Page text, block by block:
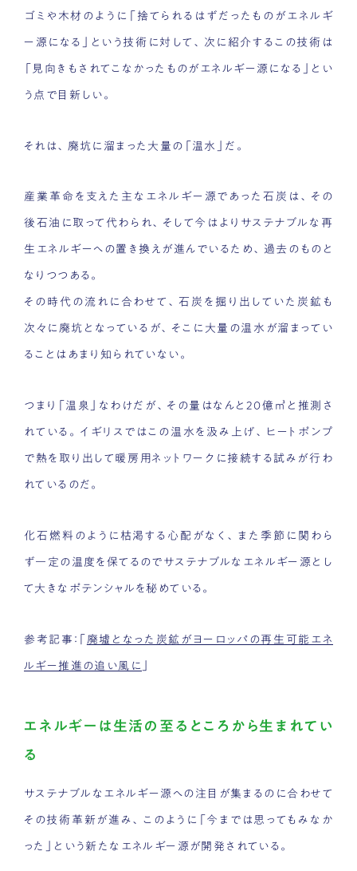
ゴミや木材のように「捨てられるはずだったものがエネルギ
ー源になる」という技術に対して、次に紹介するこの技術は
「見向きもされてこなかったものがエネルギー源になる」とい
う点で目新しい。
それは、廃坑に溜まった大量の「温水」だ。
産業革命を支えた主なエネルギー源であった石炭は、その
後石油に取って代わられ、そして今はよりサステナブルな再
生エネルギーへの置き換えが進んでいるため、過去のものと
なりつつある。
その時代の流れに合わせて、石炭を掘り出していた炭鉱も
次々に廃坑となっているが、そこに大量の温水が溜まってい
ることはあまり知られていない。
つまり「温泉」なわけだが、その量はなんと20億㎥と推測さ
れている。イギリスではこの温水を汲み上げ、ヒートポンプ
で熱を取り出して暖房用ネットワークに接続する試みが行わ
れているのだ。
化石燃料のように枯渇する心配がなく、また季節に関わら
ず一定の温度を保てるのでサステナブルなエネルギー源とし
て大きなポテンシャルを秘めている。
参考記事：「 廃墟となった炭鉱がヨーロッパの再生可能エネ
ルギー推進の追い風に
エネルギーは生活の至るところから生まれてい
る
サステナブルなエネルギー源への注目が集まるのに合わせて
その技術革新が進み、このように「今までは思ってもみなか
った」という新たなエネルギー源が開発されている。